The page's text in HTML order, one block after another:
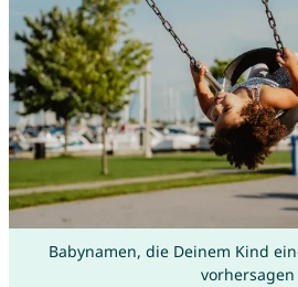
Babynamen, die Deinem Kind
vorhersagen